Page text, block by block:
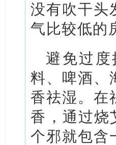
没有吹干头
气比较低的
避免过
料、啤酒、
香祛湿。
香，通过烧
个邪就包含